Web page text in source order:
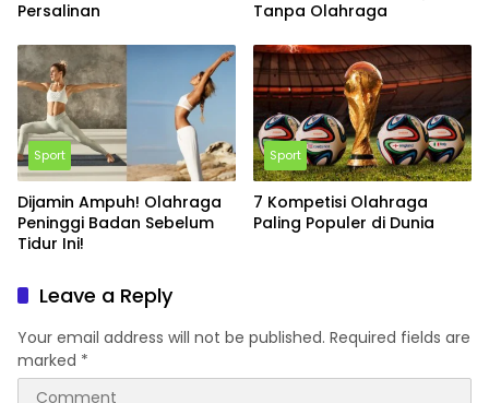
Persalinan
Tanpa Olahraga
Sport
Dijamin Ampuh! Olahraga
Peninggi Badan Sebelum
Tidur Ini!
Sport
7 Kompetisi Olahraga
Paling Populer di Dunia
Leave a Reply
Your email address will not be published. Required fields are
marked *